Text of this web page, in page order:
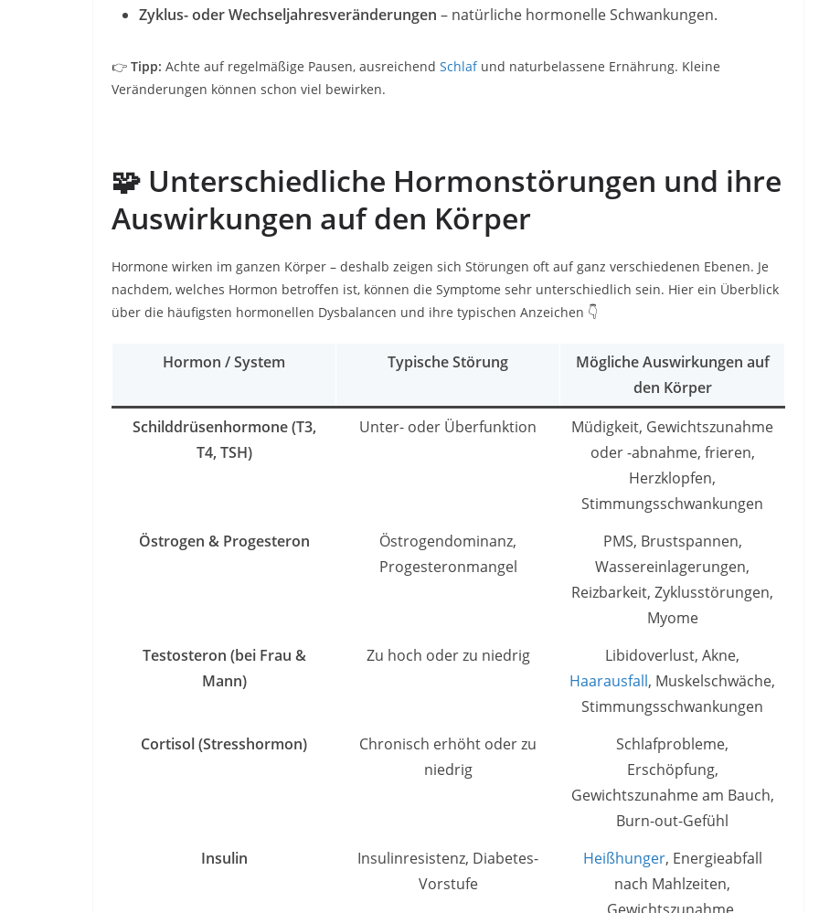
Zyklus- oder Wechseljahresveränderungen – natürliche hormonelle Schwankungen.
👉 Tipp: Achte auf regelmäßige Pausen, ausreichend Schlafund naturbelassene Ernährung. Kleine
Veränderungen können schon viel bewirken.
🧩 Unterschiedliche Hormonstörungen und ihre
Auswirkungen auf den Körper
Hormone wirken im ganzen Körper – deshalb zeigen sich Störungen oft auf ganz verschiedenen Ebenen. Je
nachdem, welches Hormon betroffen ist, können die Symptome sehr unterschiedlich sein. Hier ein Überblick
über die häufigsten hormonellen Dysbalancen und ihre typischen Anzeichen 👇
Hormon / System Typische Störung
Mögliche Auswirkungen auf
den Körper
Schilddrüsenhormone (T3,
T4, TSH)
Unter- oder Überfunktion
Müdigkeit, Gewichtszunahme
oder -abnahme, frieren,
Herzklopfen,
Stimmungsschwankungen
Östrogen & Progesteron
Östrogendominanz,
Progesteronmangel
PMS, Brustspannen,
Wassereinlagerungen,
Reizbarkeit, Zyklusstörungen,
Myome
Testosteron (bei Frau &
Mann)
Zu hoch oder zu niedrig
Libidoverlust, Akne,
Haarausfall, Muskelschwäche,
Stimmungsschwankungen
Cortisol (Stresshormon)
Chronisch erhöht oder zu
niedrig
Schlafprobleme,
Erschöpfung,
Gewichtszunahme am Bauch,
Burn-out-Gefühl
Insulin
Insulinresistenz, Diabetes-
Vorstufe
Heißhunger, Energieabfall
nach Mahlzeiten,